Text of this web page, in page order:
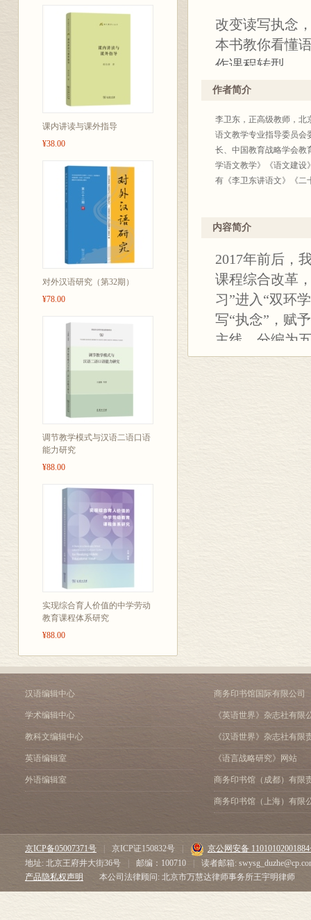
课内讲读与课外指导
¥38.00
对外汉语研究（第32期）
¥78.00
调节教学模式与汉语二语口语
能力研究
¥88.00
实现综合育人价值的中学劳动
教育课程体系研究
¥88.00
改变读写执念
本书教你看懂
作课程转型……
索“讲理的语文
作者简介
李卫东，正高级教师，北
语文教学专业指导委员会
长、中国教育战略学会教
学语文教学》《语文建设
有《李卫东讲语文》《二
内容简介
2017年前后，
课程综合改革
习”进入“双环
写“执念”，赋
主线，分编为
学科读写、教
汉语编辑中心
学术编辑中心
教科文编辑中心
英语编辑室
外语编辑室
商务印书馆国际有限公司
《英语世界》杂志社有限
《汉语世界》杂志社有限
《语言战略研究》网站
商务印书馆（成都）有限
商务印书馆（上海）有限
京ICP备05007371号 京ICP证150832号
京公网安备
地址: 北京王府井大街36号
邮编：100710
读者邮箱:
产品隐私权声明
本公司法律顾问: 北京市万慧达律师事务所王宇明律师